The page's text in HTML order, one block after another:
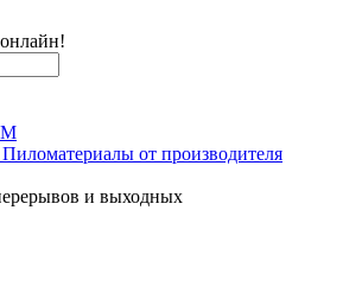
Пиломатериалы от производителя
и выходных